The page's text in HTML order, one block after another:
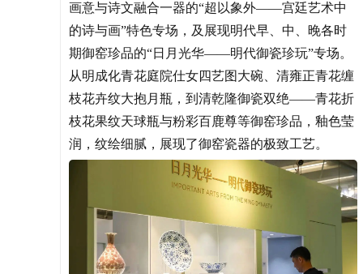
画意与诗文融合一器的“超以象外——宫廷艺术中
的诗与画”特色专场，及展现明代早、中、晚各时
期御窑珍品的“日月光华——明代御瓷珍玩”专场。
从明成化青花庭院仕女四艺图大碗、清雍正青花缠
枝花卉纹大抱月瓶，到清乾隆御瓷双绝——青花折
枝花果纹天球瓶与粉彩百鹿尊等御窑珍品，釉色莹
润，纹绘细腻，展现了御窑瓷器的极致工艺。